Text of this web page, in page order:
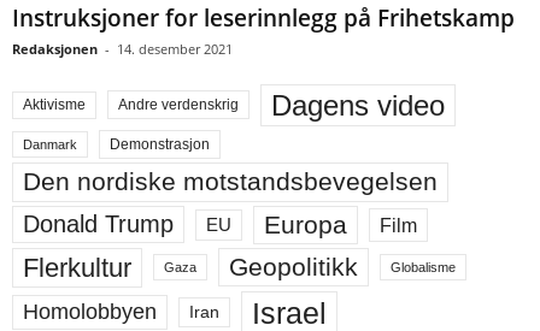
Instruksjoner for leserinnlegg på Frihetskamp
Redaksjonen - 14. desember 2021
Aktivisme Andre verdenskrig Dagens video
Danmark Demonstrasjon
Den nordiske motstandsbevegelsen
Donald Trump EU Europa Film
Flerkultur Gaza Geopolitikk Globalisme
Homolobbyen Iran Israel